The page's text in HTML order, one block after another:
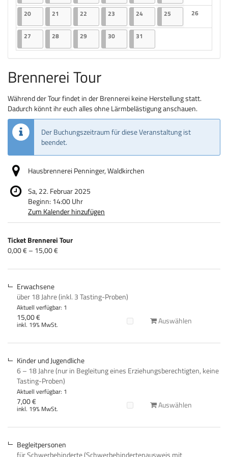
Keine
2020.01.2025
2 Veranstaltungen
21 21.01.2025
2 Veranstaltungen
22 22.01.2025
2 Veranstaltungen
23 23.01.2025
2 Veranstaltungen
2424.01.2025
2 Veranstaltungen
25 25.01.2025
2 Veranstaltungen
26
Keine
27 27.01.2025
2 Veranstaltungen
2828.01.2025
2 Veranstaltungen
2929.01.2025
2 Veranstaltungen
3030.01.2025
2 Veranstaltungen
31
Brennerei Tour
Während der Tour findet in der Brennerei keine Herstellung statt.
Dadurch könnt ihr euch alles ohne Lärmbelästigung anschauen.
Der Buchungszeitraum für diese Veranstaltung ist
beendet.
Hausbrennerei Penninger, Waldkirchen
Sa, 22. Februar 2025
Beginn: 14:00Uhr
Zum Kalender hinzufügen
Produkte
Unkategorisierte
Produkte
Ticket Brennerei Tour
von
bis
0,00 € – 15,00 €
Erwachsene
über 18 Jahre (inkl. 3 Tasting-Proben)
Aktuell verfügbar: 1
15,00 €
inkl. 19% MwSt. Auswählen
Kinder und Jugendliche
6 – 18 Jahre (nur in Begleitung eines Erziehungsberechtigten, keine
Tasting-Proben)
Aktuell verfügbar: 1
7,00 €
inkl. 19% MwSt. Auswählen
Begleitpersonen
für Schwerbehinderte (Schwerbehindertenausweis mit